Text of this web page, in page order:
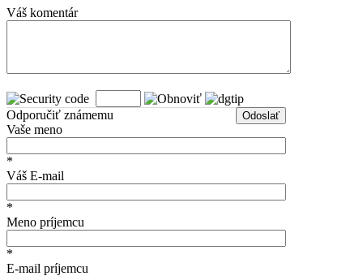
Váš komentár
Odoslať
Odporučiť známemu
Vaše meno
*
Váš E-mail
*
Meno príjemcu
*
E-mail príjemcu